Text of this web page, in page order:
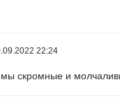
22:24
скромные и